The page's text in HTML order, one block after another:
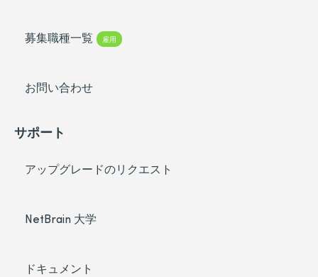
募集職種一覧 雇用
お問い合わせ
サポート
アップグレードのリクエスト
NetBrain 大学
ドキュメント